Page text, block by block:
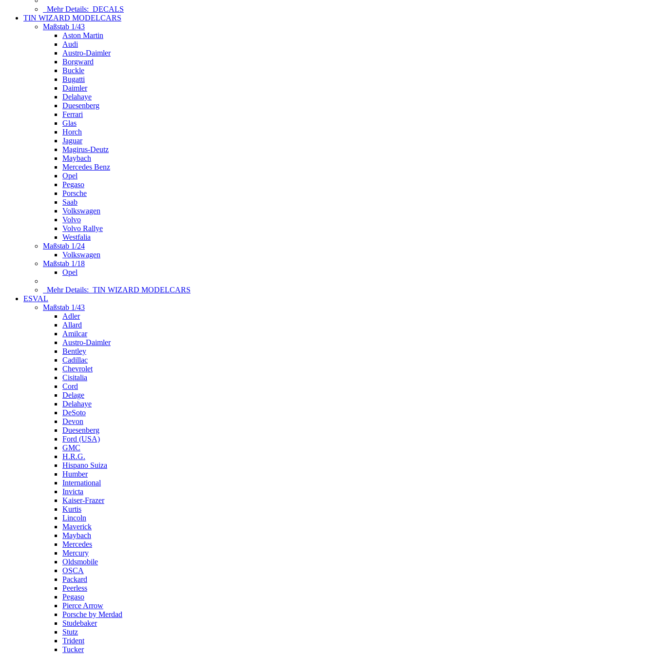
Mehr Details: DECALS
TIN WIZARD MODELCARS
Maßstab 1/43
Aston Martin
Audi
Austro-Daimler
Borgward
Buckle
Bugatti
Daimler
Delahaye
Duesenberg
Ferrari
Glas
Horch
Jaguar
Magirus-Deutz
Maybach
Mercedes Benz
Opel
Pegaso
Porsche
Saab
Volkswagen
Volvo
Volvo Rallye
Westfalia
Maßstab 1/24
Volkswagen
Maßstab 1/18
Opel
Mehr Details: TIN WIZARD MODELCARS
ESVAL
Maßstab 1/43
Adler
Allard
Amilcar
Austro-Daimler
Bentley
Cadillac
Chevrolet
Cisitalia
Cord
Delage
Delahaye
DeSoto
Devon
Duesenberg
Ford (USA)
GMC
H.R.G.
Hispano Suiza
Humber
International
Invicta
Kaiser-Frazer
Kurtis
Lincoln
Maverick
Maybach
Mercedes
Mercury
Oldsmobile
OSCA
Packard
Peerless
Pegaso
Pierce Arrow
Porsche by Merdad
Studebaker
Stutz
Trident
Tucker